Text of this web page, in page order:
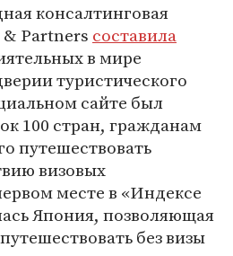
консалтинговая
Partners составила
в мире
туристического
сайте был
100 стран, гражданам
путешествовать
визовых
месте в «Индексе
Япония, позволяющая
без визы